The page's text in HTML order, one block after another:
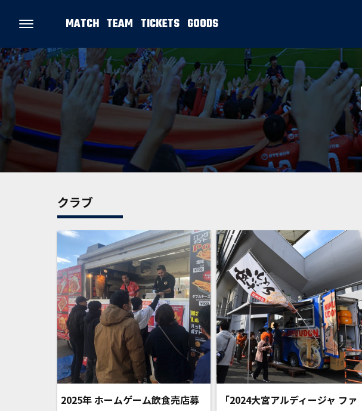
MATCH TEAM TICKETS GOODS
クラブ
2025年 ホームゲーム飲食売店募
「2024大宮アルディージャ ファ